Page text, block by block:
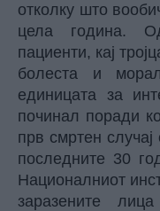
отколку што
цела година.
пациенти, кај
болеста и
единицата за
починал поради
прв смртен
последните 30
Националниот
заразените